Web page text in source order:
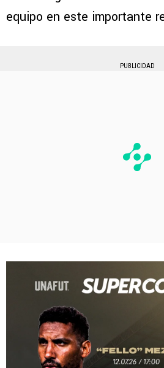
equipo en este importante
PUBLICIDAD